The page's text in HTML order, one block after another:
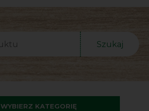
WYBIERZ KATEGORIĘ
Szukaj